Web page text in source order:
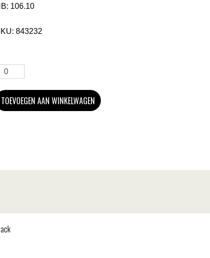
106.10
843232
TOEVOEGEN AAN WINKELWAGEN